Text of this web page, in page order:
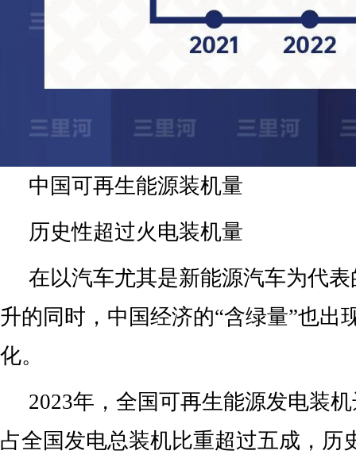
中国可再生能源装机量
历史性超过火电装机量
在以汽车尤其是新能源汽车为代表
升的同时，中国经济的“含绿量”也出
化。
2023年，全国可再生能源发电装
占全国发电总装机比重超过五成，历